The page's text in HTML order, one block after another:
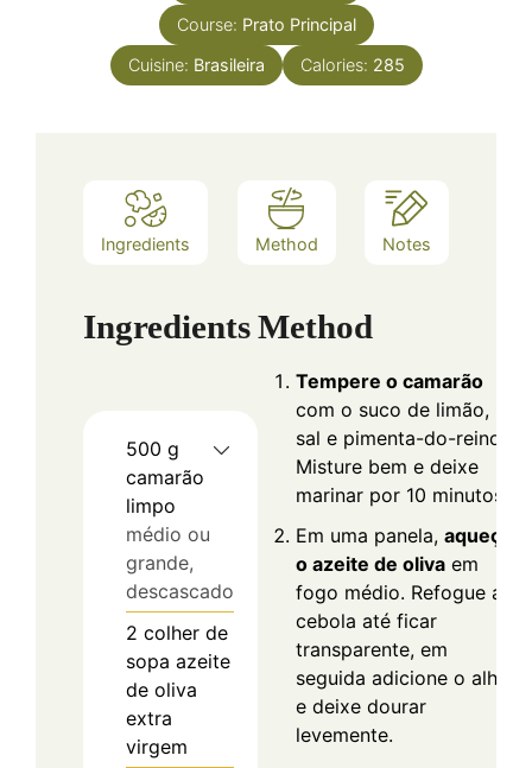
Course: Prato Principal
Cuisine: Brasileira Calories: 285
Ingredients Method Notes
Ingredients
500 g
camarão
limpo
médio ou
grande,
descascado
2 colher de
sopa azeite
de oliva
extra
virgem
Method
Tempere o camarão
com o suco de limão,
sal e pimenta-do-reino.
Misture bem e deixe
marinar por 10 minutos.
Em uma panela, aqueça
o azeite de oliva em
fogo médio. Refogue a
cebola até ficar
transparente, em
seguida adicione o alho
e deixe dourar
levemente.